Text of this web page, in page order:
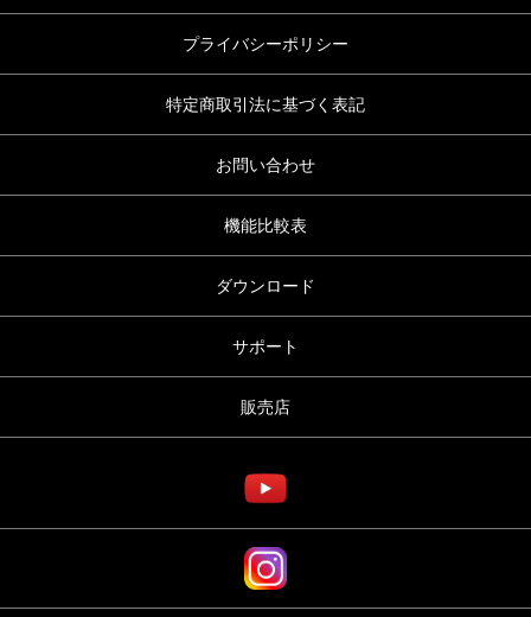
プライバシーポリシー
特定商取引法に基づく表記
お問い合わせ
機能比較表
ダウンロード
サポート
販売店